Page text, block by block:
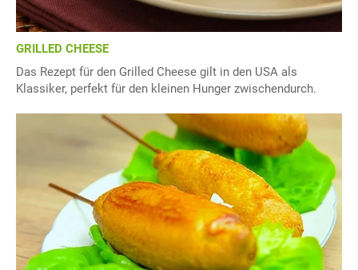
GRILLED CHEESE
Das Rezept für den Grilled Cheese gilt in den USA als
Klassiker, perfekt für den kleinen Hunger zwischendurch.